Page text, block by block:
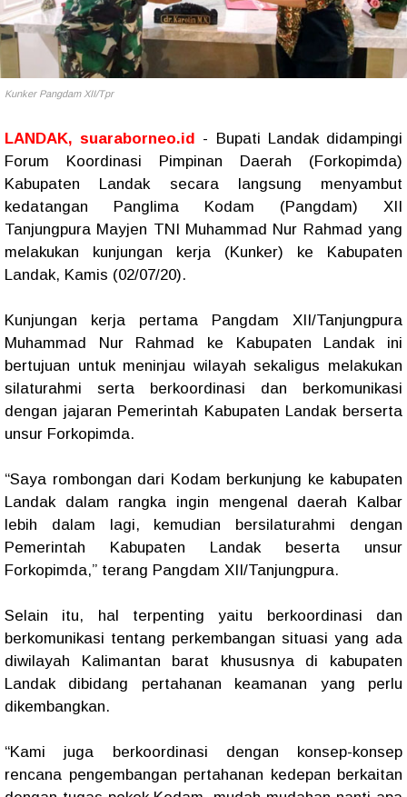
Kunker Pangdam XII/Tpr
LANDAK, suaraborneo.id - Bupati Landak didampingi
Forum Koordinasi Pimpinan Daerah (Forkopimda)
Kabupaten Landak secara langsung menyambut
kedatangan Panglima Kodam (Pangdam) XII
Tanjungpura Mayjen TNI Muhammad Nur Rahmad yang
melakukan kunjungan kerja (Kunker) ke Kabupaten
Landak, Kamis (02/07/20).
Kunjungan kerja pertama Pangdam XII/Tanjungpura
Muhammad Nur Rahmad ke Kabupaten Landak ini
bertujuan untuk meninjau wilayah sekaligus melakukan
silaturahmi serta berkoordinasi dan berkomunikasi
dengan jajaran Pemerintah Kabupaten Landak berserta
unsur Forkopimda.
“Saya rombongan dari Kodam berkunjung ke kabupaten
Landak dalam rangka ingin mengenal daerah Kalbar
lebih dalam lagi, kemudian bersilaturahmi dengan
Pemerintah Kabupaten Landak beserta unsur
Forkopimda,” terang Pangdam XII/Tanjungpura.
Selain itu, hal terpenting yaitu berkoordinasi dan
berkomunikasi tentang perkembangan situasi yang ada
diwilayah Kalimantan barat khususnya di kabupaten
Landak dibidang pertahanan keamanan yang perlu
dikembangkan.
“Kami juga berkoordinasi dengan konsep-konsep
rencana pengembangan pertahanan kedepan berkaitan